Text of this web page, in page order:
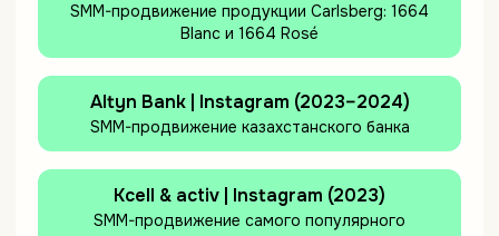
SMM-продвижение продукции Carlsberg: 1664
Blanc и 1664 Rosé
Altyn Bank | Instagram (2023–2024)
SMM-продвижение казахстанского банка
Kcell & activ | Instagram (2023)
SMM-продвижение самого популярного